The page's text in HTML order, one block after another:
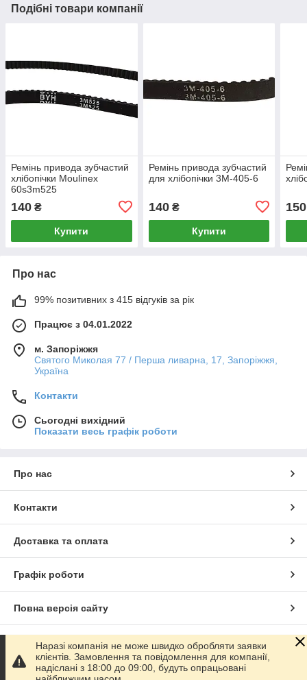
Подібні товари компанії
Ремінь привода зубчастий
хлібопічки Moulinex
60s3m525
140 ₴
Купити
Ремінь привода зубчастий
для хлібопічки 3M-405-6
140₴
Купити
150
Про нас
99% позитивних з 415 відгуків за рік
Працює з 04.01.2022
м. Запоріжжя
Святого Миколая 77 / Перша ливарна, 17, Запоріжжя,
Україна
Контакти
Сьогодні вихідний
Показати весь графік роботи
Про нас
Контакти
Доставка та оплата
Графік роботи
Повна версія сайту
Сайт створено на маркетплейсі Prom.ua
Політика конфіденційності
Наразі компанія не може швидко обробляти заявки
клієнтів. Замовлення та повідомлення для компанії,
надіслані з 18:00 до 09:00, будуть опрацьовані